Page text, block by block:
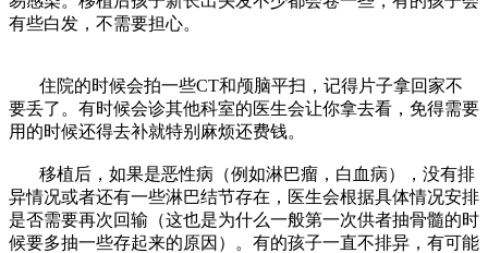
有些白发，不需要担心。
住院的时候会拍一些CT和颅脑平扫，记得片子拿回家不
要丢了。有时候会诊其他科室的医生会让你拿去看，免得需要
用的时候还得去补就特别麻烦还费钱。
移植后，如果是恶性病（例如淋巴瘤，白血病），没有排
异情况或者还有一些淋巴结节存在，医生会根据具体情况安排
是否需要再次回输（这也是为什么一般第一次供者抽骨髓的时
候要多抽一些存起来的原因）。有的孩子一直不排异，有可能